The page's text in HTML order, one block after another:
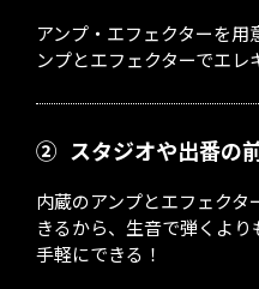
アンプ・エフェクターを
ンプとエフェクターでエレ
② スタジオや出番の
内蔵のアンプとエフェク
きるから、生音で弾くよ
手軽にできる！